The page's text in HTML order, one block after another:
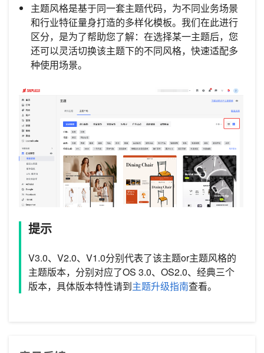
主题风格是基于同一套主题代码，为不同业务场景
和行业特征量身打造的多样化模板。我们在此进行
区分，是为了帮助您了解：在选择某一主题后，您
还可以灵活切换该主题下的不同风格，快速适配多
种使用场景。
提示
V3.0、V2.0、V1.0分别代表了该主题or主题风格的
主题版本，分别对应了OS 3.0、OS2.0、经典三个
版本，具体版本特性请到主题升级指南查看。